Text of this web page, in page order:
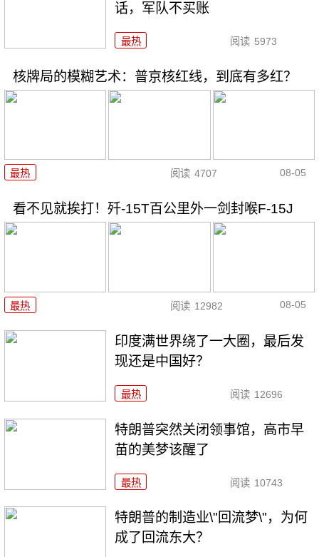
话，军队不买账
最热 阅读 5973
核牌局的模糊艺术：普京核红线，到底有多红？
最热 阅读 4707 08-05
看不见就挨打！歼-15T百公里外一剑封喉F-15J
最热 阅读 12982 08-05
印度满世界绕了一大圈，最后发
现还是中国好？
最热 阅读 12696
特朗普突然关闭领事馆，高市早
苗的美梦该醒了
最热 阅读 10743
特朗普的制造业\"回流梦\"，为何
成了回流东大？